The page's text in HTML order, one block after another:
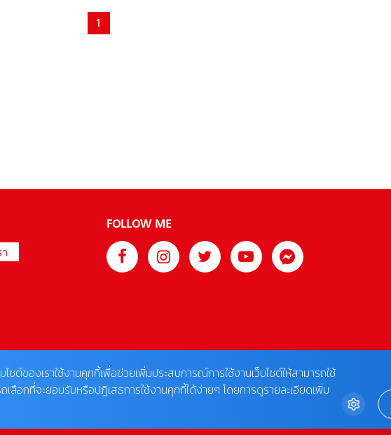
ความท้าทายใหม่ในวงจรเวลาใหม่… ซีรี่ย์จีนเรื่อง Mobius เวียน
ว่าย ตาย ฆ่าถือเป็นการสร้างที่ได้การร่วมทุนจากหลากหลาย
บริษัทบิ๊กๆ หนึ่งในนั้นคือ iQIYI […]
1
FOLLOW ME
บไซต์ของเราใช้งานคุกกี้เพื่อช่วยเพิ่มประสบการณ์การใช้งานเว็บไซต์ให้สามารถใช้
ลือกที่จะยอมรับหรือปฏิเสธการใช้งานคุกกี้ได้ง่ายๆ โดยการดูรายละเอียดเพิ่ม